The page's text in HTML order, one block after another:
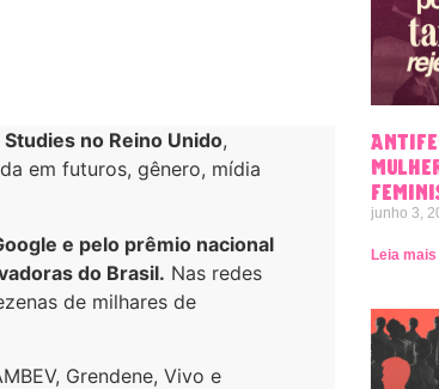
no Reino Unido,
em futuros, gênero, mídia
e pelo prêmio nacional
do Brasil. Nas redes
de milhares de
Grendene, Vivo e
junho 3,
Leia mais